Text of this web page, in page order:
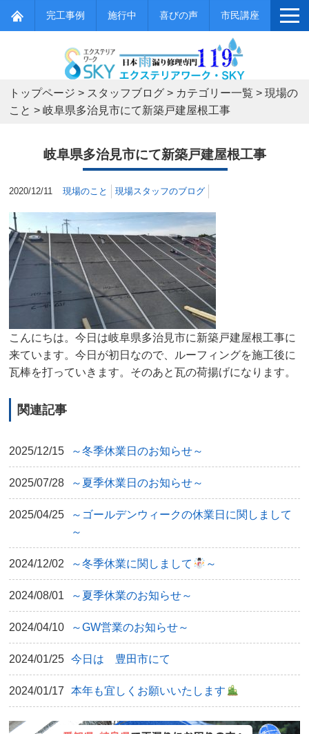
完工事例 施行中 喜びの声 市民講座
トップページ > スタッフブログ > カテゴリー一覧 >現場の
こと >岐阜県多治見市にて新築戸建屋根工事
岐阜県多治見市にて新築戸建屋根工事
2020/12/11 現場のこと 現場スタッフのブログ
こんにちは。今日は岐阜県多治見市に新築戸建屋根工事に
来ています。今日が初日なので、ルーフィングを施工後に
瓦棒を打っていきます。そのあと瓦の荷揚げになります。
関連記事
2025/12/15 ～冬季休業日のお知らせ～
2025/07/28 ～夏季休業日のお知らせ～
2025/04/25
～ゴールデンウィークの休業日に関しまして
～
2024/12/02 ～冬季休業に関しまして ～
2024/08/01 ～夏季休業のお知らせ～
2024/04/10 ～GW営業のお知らせ～
2024/01/25 今日は 豊田市にて
2024/01/17 本年も宜しくお願いいたします